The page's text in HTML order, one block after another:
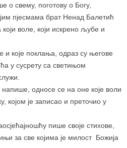
о свему, поготову о Богу,
пјесмама брат Ненад Балетић
воле, који искрено љубе и
и које поклања, одраз су његове
у сусрету са светињом
напише, односе се на оне које воли
којом је записао и преточио у
пише своје стихове,
за све којима је милост Божија